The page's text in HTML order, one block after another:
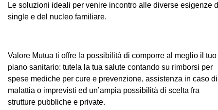
Le soluzioni ideali per venire incontro alle diverse esigenze
single e del nucleo familiare.
Valore Mutua ti offre la possibilità di comporre al meglio il tuo
piano sanitario: tutela la tua salute contando su rimborsi per
spese mediche per cure e prevenzione, assistenza in caso di
malattia o imprevisti ed un’ampia possibilità di scelta fra
strutture pubbliche e private.